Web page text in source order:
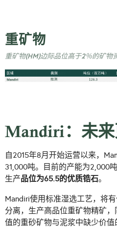
重矿物
重矿物(HM)边际品位高于2％的矿物
Mandiri：未
自2015年8月开始运营以来，
31,000吨。目前的产能为2,000
生产品位为65.5的优质锆石。
Mandiri使用标准湿选工艺，将
分离，生产高品位重矿物精矿
值的重砂矿物与泥浆中缺少价值